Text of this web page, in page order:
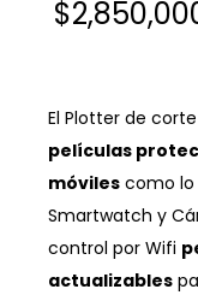
$
El Plotter de
películas
móviles como lo
Smartwatch y
control por Wifi
actualizables